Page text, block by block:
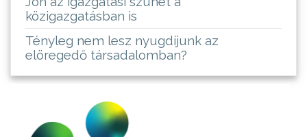
közigazgatásban is
Tényleg nem lesz nyugdíjunk az
elöregedő társadalomban?